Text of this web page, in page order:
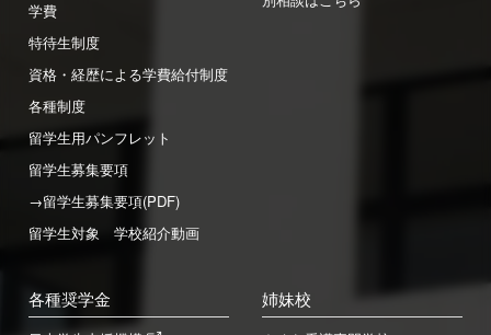
学費
特待生制度
資格・経歴による学費給付制度
各種制度
留学生用パンフレット
留学生募集要項
→留学生募集要項(PDF)
留学生対象 学校紹介動画
各種奨学金 姉妹校